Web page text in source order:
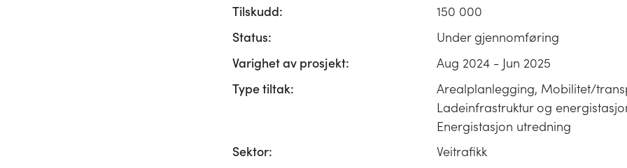
Tilskudd:
150 000
Status:
Under gjennomføring
Varighet av prosjekt:
Aug 2024 - Jun 2025
Type tiltak:
Arealplanlegging, Mobilitet/
Ladeinfrastruktur og
Energistasjon utredning
Sektor:
Veitrafikk